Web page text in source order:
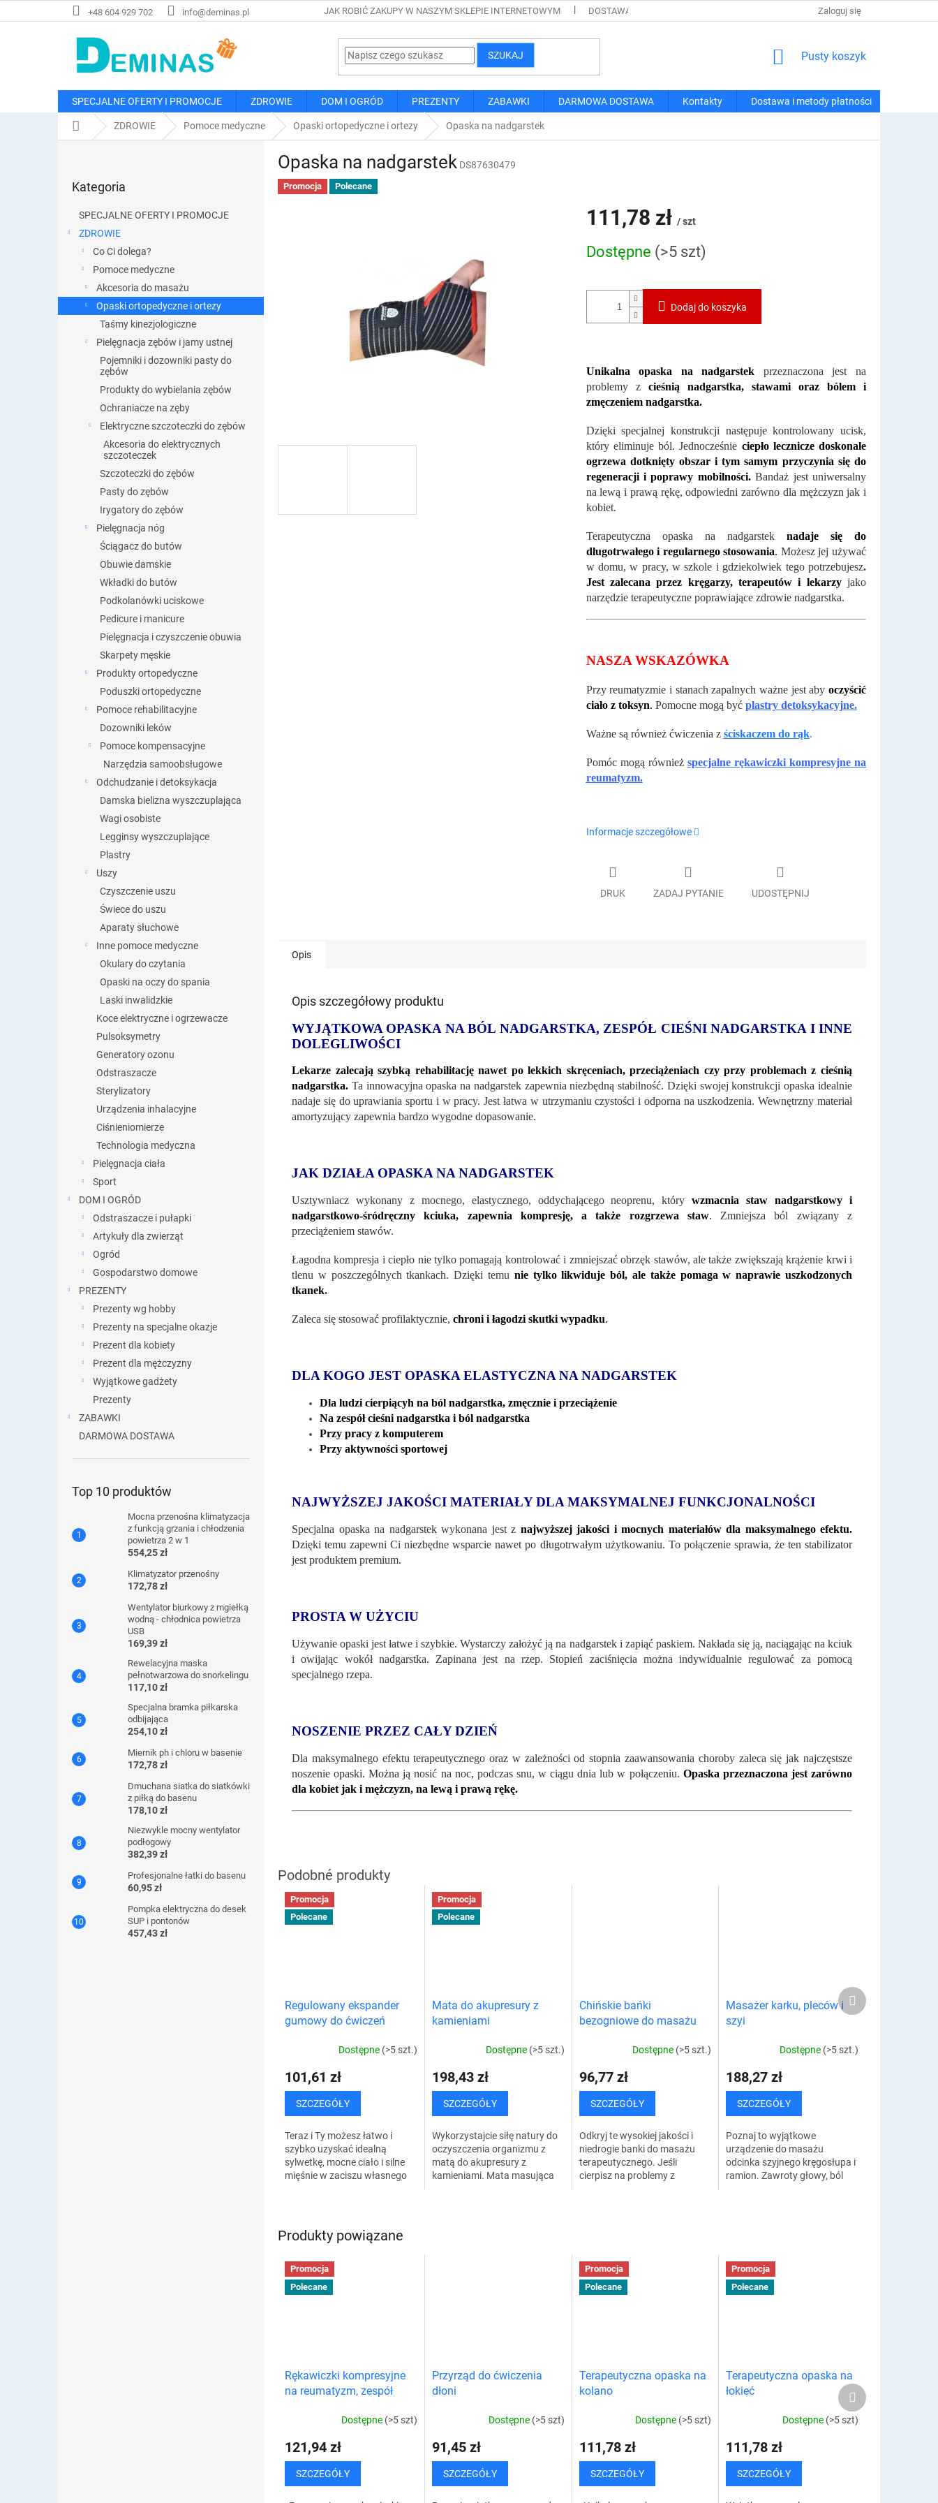
do
+48 604 929 702 info@deminas.pl JAK ROBIĆ ZAKUPY W NASZYM SKLEPIE INTERNETOWYM DOSTAWA I METODY PŁATNOŚCI REGULAMIN ZAKUPÓW
Zaloguj się
SZUKAJ KOSZYK
Pusty koszyk
SPECJALNE OFERTY I PROMOCJE ZDROWIE DOM I OGRÓD PREZENTY ZABAWKI DARMOWA DOSTAWA Kontakty Dostawa i metody płatności
Home ZDROWIE Pomoce medyczne Opaski ortopedyczne i ortezy Opaska na nadgarstek
y
kategorie
Kategoria
SPECJALNE OFERTY I PROMOCJE
ZDROWIE
Co Ci dolega?
Pomoce medyczne
Akcesoria do masażu
Opaski ortopedyczne i ortezy
Taśmy kinezjologiczne
Pielęgnacja zębów i jamy ustnej
Pojemniki i dozowniki pasty do
zębów
Produkty do wybielania zębów
Ochraniacze na zęby
Elektryczne szczoteczki do zębów
Akcesoria do elektrycznych
szczoteczek
Szczoteczki do zębów
Pasty do zębów
Irygatory do zębów
Pielęgnacja nóg
Ściągacz do butów
Obuwie damskie
Wkładki do butów
Podkolanówki uciskowe
Pedicure i manicure
Pielęgnacja i czyszczenie obuwia
Skarpety męskie
Produkty ortopedyczne
Poduszki ortopedyczne
Pomoce rehabilitacyjne
Dozowniki leków
Pomoce kompensacyjne
Narzędzia samoobsługowe
Odchudzanie i detoksykacja
Damska bielizna wyszczuplająca
Wagi osobiste
Legginsy wyszczuplające
Plastry
Uszy
Czyszczenie uszu
Świece do uszu
Aparaty słuchowe
Inne pomoce medyczne
Okulary do czytania
Opaski na oczy do spania
Laski inwalidzkie
Koce elektryczne i ogrzewacze
Pulsoksymetry
Generatory ozonu
Odstraszacze
Sterylizatory
Urządzenia inhalacyjne
Ciśnieniomierze
Technologia medyczna
Pielęgnacja ciała
Sport
DOM I OGRÓD
Odstraszacze i pułapki
Artykuły dla zwierząt
Ogród
Gospodarstwo domowe
PREZENTY
Prezenty wg hobby
Prezenty na specjalne okazje
Prezent dla kobiety
Prezent dla mężczyzny
Wyjątkowe gadżety
Prezenty
ZABAWKI
DARMOWA DOSTAWA
Top 10 produktów
Mocna przenośna klimatyzacja
z funkcją grzania i chłodzenia
powietrza 2 w 1
554,25 zł
Klimatyzator przenośny
172,78 zł
Wentylator biurkowy z mgiełką
wodną - chłodnica powietrza
USB
169,39 zł
Rewelacyjna maska ​​
pełnotwarzowa do snorkelingu
117,10 zł
Specjalna bramka piłkarska
odbijająca
254,10 zł
Miernik ph i chloru w basenie
172,78 zł
Dmuchana siatka do siatkówki
z piłką do basenu
178,10 zł
Niezwykle mocny wentylator
podłogowy
382,39 zł
Profesjonalne łatki do basenu
60,95 zł
Pompka elektryczna do desek
SUP i pontonów
457,43 zł
Opaska na nadgarstek DS87630479
Promocja Polecane
111,78 zł / szt
jednostkowa:
Dostępne (>5 szt)
Dodaj do koszyka
Unikalna opaska na nadgarstek przeznaczona jest na
problemy z cieśnią nadgarstka, stawami oraz bólem i
zmęczeniem nadgarstka.
Dzięki specjalnej konstrukcji następuje kontrolowany ucisk,
który eliminuje ból. Jednocześnie ciepło lecznicze doskonale
ogrzewa dotknięty obszar i tym samym przyczynia się do
regeneracji i poprawy mobilności.Bandaż jest uniwersalny
na lewą i prawą rękę, odpowiedni zarówno dla mężczyzn jak i
kobiet.
Terapeutyczna opaska na nadgarstek nadaje się do
długotrwałego i regularnego stosowania. Możesz jej używać
w domu, w pracy, w szkole i gdziekolwiek tego potrzebujesz.
Jest zalecana przez kręgarzy, terapeutów i lekarzyjako
narzędzie terapeutyczne poprawiające zdrowie nadgarstka.
NASZA WSKAZÓWKA
Przy reumatyzmie i stanach zapalnych ważne jest aby oczyścić
ciało z toksyn. Pomocne mogą być plastry detoksykacyjne.
Ważne są również ćwiczenia z ściskaczem do rąk.
Pomóc mogą również specjalne rękawiczki kompresyjne na
reumatyzm.
Informacje szczegółowe
DRUK ZADAJ PYTANIE UDOSTĘPNIJ
Produkty powiązane
Promocja
Polecane
Rękawiczki kompresyjne
na reumatyzm, zespół
Dostępne (>5 szt)
121,94 zł
SZCZEGÓŁY
Przyrząd do ćwiczenia
dłoni
Dostępne (>5 szt)
91,45 zł
SZCZEGÓŁY
Promocja
Polecane
Terapeutyczna opaska na
kolano
Dostępne (>5 szt)
111,78 zł
SZCZEGÓŁY
Promocja
Polecane
Terapeutyczna opaska na
łokieć
Dostępne (>5 szt)
111,78 zł
SZCZEGÓŁY
Produkt
następny
Opis
Opis szczegółowy produktu
WYJĄTKOWA OPASKA NA BÓL NADGARSTKA, ZESPÓŁ CIEŚNI NADGARSTKA I INNE
DOLEGLIWOŚCI
Lekarze zalecają szybką rehabilitację nawet po lekkich skręceniach, przeciążeniach czy przy problemach z cieśnią
nadgarstka. Ta innowacyjna opaska na nadgarstek zapewnia niezbędną stabilność. Dzięki swojej konstrukcji opaska idealnie
nadaje się do uprawiania sportu i w pracy. Jest łatwa w utrzymaniu czystości i odporna na uszkodzenia. Wewnętrzny materiał
amortyzujący zapewnia bardzo wygodne dopasowanie.
JAK DZIAŁA OPASKA NA NADGARSTEK
Usztywniacz wykonany z mocnego, elastycznego, oddychającego neoprenu, którywzmacnia staw nadgarstkowy i
nadgarstkowo-śródręczny kciuka, zapewnia kompresję, a także rozgrzewa staw. Zmniejsza ból związany z
przeciążeniem stawów.
Łagodna kompresja i ciepło nie tylko pomagają kontrolować i zmniejszać obrzęk stawów, ale także zwiększają krążenie krwi i
tlenu w poszczególnych tkankach. Dzięki temu nie tylko likwiduje ból, ale także pomaga w naprawie uszkodzonych
tkanek.
Zaleca się stosować profilaktycznie, chroni i łagodzi skutki wypadku.
DLA KOGO JEST OPASKA ELASTYCZNA NA NADGARSTEK
Dla ludzi cierpiącyh na ból nadgarstka, zmęcznie i przeciążenie
Na zespół cieśni nadgarstka i ból nadgarstka
Przy pracy z komputerem
Przy aktywności sportowej
NAJWYŻSZEJ JAKOŚCI MATERIAŁY DLA MAKSYMALNEJ FUNKCJONALNOŚCI
Specjalna opaska na nadgarstek wykonana jest z najwyższej jakości i mocnych materiałów dla maksymalnego efektu.
Dzięki temu zapewni Ci niezbędne wsparcie nawet po długotrwałym użytkowaniu. To połączenie sprawia, że ​​ten stabilizator
jest produktem premium.
PROSTA W UŻYCIU
Używanie opaski jest łatwe i szybkie. Wystarczy założyć ją na nadgarstek i zapiąć paskiem. Nakłada się ją, naciągając na kciuk
i owijając wokół nadgarstka. Zapinana jest na rzep. Stopień zaciśnięcia można indywidualnie regulować za pomocą
specjalnego rzepa.
NOSZENIE PRZEZ CAŁY DZIEŃ
Dla maksymalnego efektu terapeutycznego oraz w zależności od stopnia zaawansowania choroby zaleca się jak najczęstsze
noszenie opaski. Można ją nosić na noc, podczas snu, w ciągu dnia lub w połączeniu. Opaska przeznaczona jest zarówno
dla kobiet jak i mężczyzn, na lewą i prawą rękę.
Promocja
Polecane
Regulowany ekspander
gumowy do ćwiczeń
Dostępne (>5 szt.)
101,61 zł
SZCZEGÓŁY
Teraz i Ty możesz łatwo i
szybko uzyskać idealną
sylwetkę, mocne ciało i silne
mięśnie w zaciszu własnego
Promocja
Polecane
Mata do akupresury z
kamieniami
Dostępne (>5 szt.)
198,43 zł
SZCZEGÓŁY
Wykorzystajcie siłę natury do
oczyszczenia organizmu z
matą do akupresury z
kamieniami. Mata masująca
Chińskie bańki
bezogniowe do masażu
Dostępne (>5 szt.)
96,77 zł
SZCZEGÓŁY
Odkryj te wysokiej jakości i
niedrogie banki do masażu
terapeutycznego. Jeśli
cierpisz na problemy z
Masażer karku, pleców i
szyi
Dostępne (>5 szt.)
188,27 zł
SZCZEGÓŁY
Poznaj to wyjątkowe
urządzenie do masażu
odcinka szyjnego kręgosłupa i
ramion. Zawroty głowy, ból
Produkt
następny